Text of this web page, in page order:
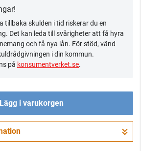
tillbaka skulden i tid riskerar du en
Det kan leda till svårigheter att få hyra
och få nya lån. För stöd, vänd
i din kommun.
på konsumentverket.se.
Lägg i varukorgen
Gå till kassan